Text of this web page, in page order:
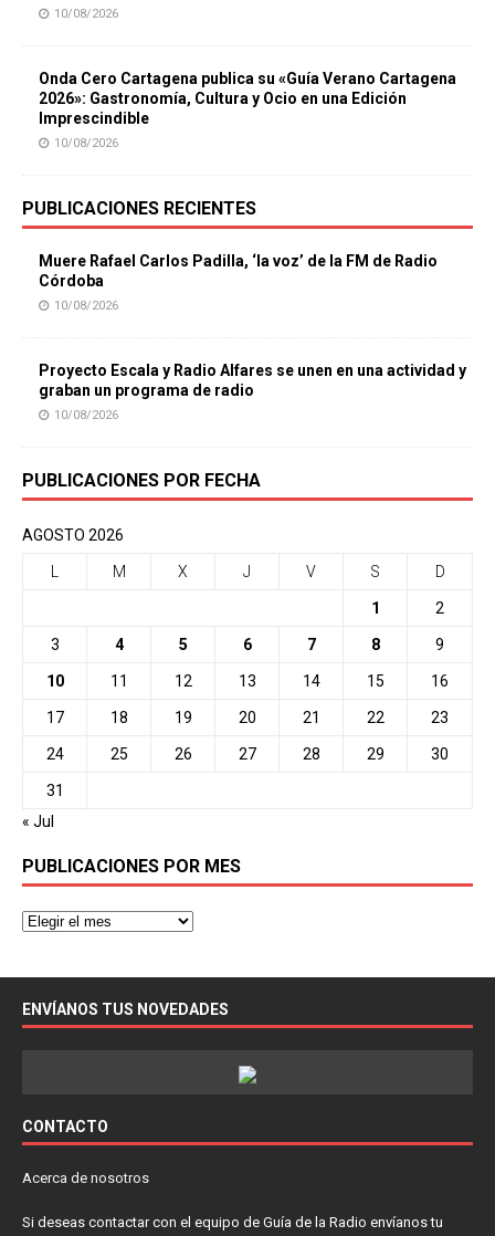
10/08/2026
Onda Cero Cartagena publica su «Guía Verano Cartagena
2026»: Gastronomía, Cultura y Ocio en una Edición
Imprescindible
10/08/2026
PUBLICACIONES RECIENTES
Muere Rafael Carlos Padilla, ‘la voz’ de la FM de Radio
Córdoba
10/08/2026
Proyecto Escala y Radio Alfares se unen en una actividad y
graban un programa de radio
10/08/2026
PUBLICACIONES POR FECHA
AGOSTO 2026
M X J V S D
1 2
3 4 5 6 7 8 9
10 11 12 13 14 15 16
17 18 19 20 21 22 23
24 25 26 27 28 29 30
31
« Jul
PUBLICACIONES POR MES
ENVÍANOS TUS NOVEDADES
CONTACTO
Acerca de nosotros
Si deseas contactar con el equipo de Guía de la Radio envíanos tu